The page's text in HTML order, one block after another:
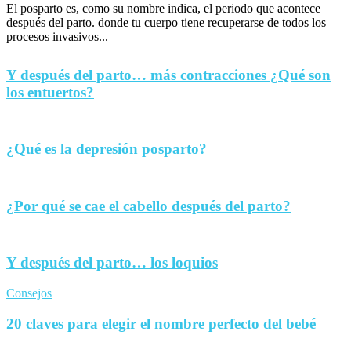
El posparto es, como su nombre indica, el periodo que acontece
después del parto. donde tu cuerpo tiene recuperarse de todos los
procesos invasivos...
Y después del parto… más contracciones ¿Qué son
los entuertos?
¿Qué es la depresión posparto?
¿Por qué se cae el cabello después del parto?
Y después del parto… los loquios
Consejos
20 claves para elegir el nombre perfecto del bebé